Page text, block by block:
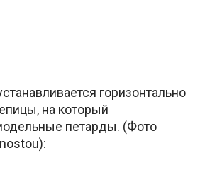
горизонтально
на который
петарды. (Фото